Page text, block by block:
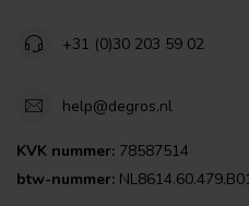
+31 (0)30 203 59 02
help@degros.nl
KVK nummer: 78587514
btw-nummer: